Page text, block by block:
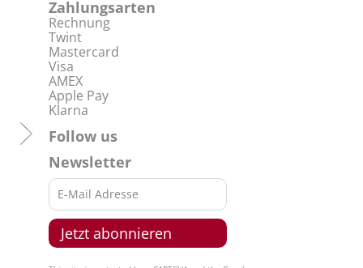
Zahlungsarten
Rechnung
Twint
Mastercard
Visa
AMEX
Apple Pay
Klarna
Follow us
Newsletter